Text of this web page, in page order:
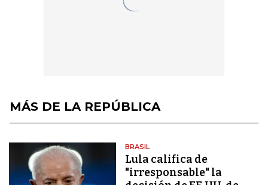
MÁS DE LA REPÚBLICA
BRASIL
Lula califica de
"irresponsable" la